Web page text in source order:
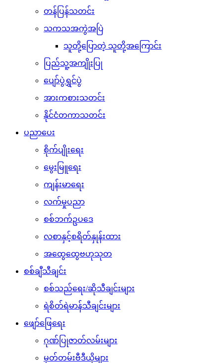
တန်ပြန်သတင်း
သကသအကွဲအပြဲ
သူတို့ပြောတဲ့ သူတို့အကြောင်း
ပြည်သူ့အကျိုးပြု
ပျော်ပွဲရွှင်ပွဲ
အားကစားသတင်း
နိုင်ငံတကာသတင်း
ပညာပေး
စိုက်ပျိုးရေး
မွေးမြူရေး
ကျန်းမာရေး
လက်မှုပညာ
စစ်ဘက်ဥပဒေ
လစာနှင့်စရိတ်နှုန်းထား
အထွေထွေဗဟုသုတ
စစ်ချီသီချင်း
စစ်သည်ရေး/ဆိုသီချင်းများ
ရဲစိတ်ရဲမာန်သီချင်းများ
ဖျော်ဖြေရေး
ဂုဏ်ပြုဇာတ်လမ်းများ
မှတ်တမ်းဗီဒီယိုများ